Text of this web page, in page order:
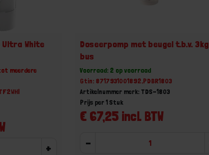
Ultra White
meerdere
+
Doseerpomp met beugel t.b.v. 3kg
bus
Voorraad: 2 op voorraad
Gtin: 8717931001892,PDBR1803
Artikelnummer merk: TDS-1803
€ 67,25 incl. BTW
Prijs per 1 Stuk
-